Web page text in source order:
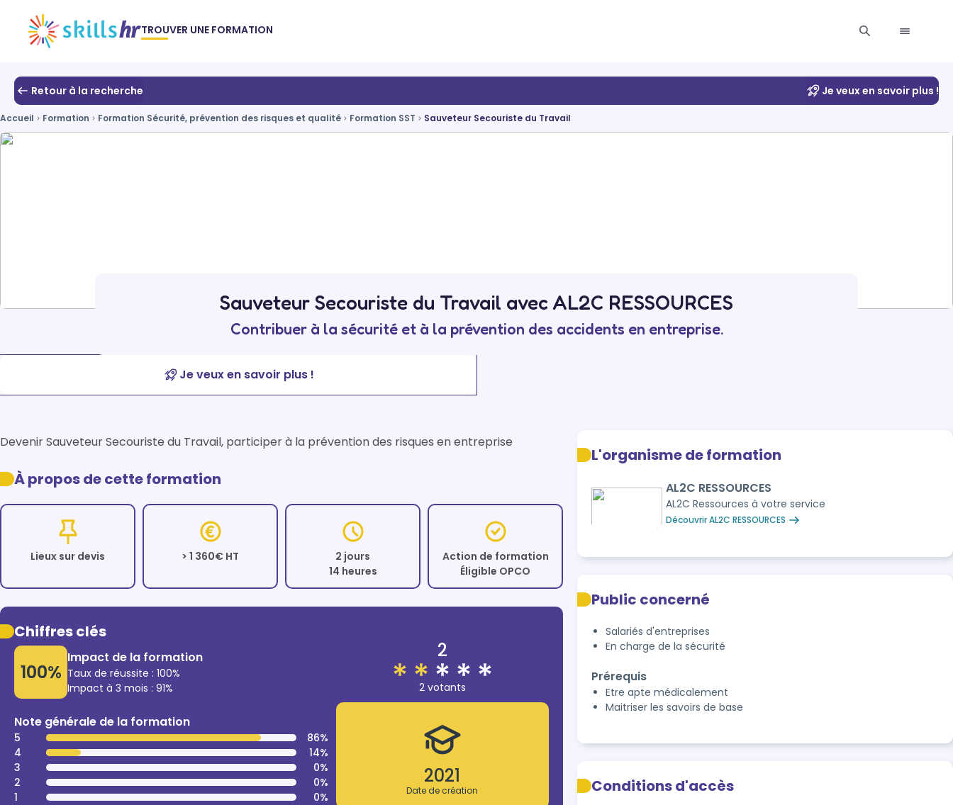
TROUVER UNE FORMATION
Retour à la recherche Je veux en savoir plus !
Accueil Formation Formation Sécurité, prévention des risques et qualité Formation SST Sauveteur Secouriste du Travail
Sauveteur Secouriste du Travail avec AL2C RESSOURCES
Contribuer à la sécurité et à la prévention des accidents en entreprise.
Je veux en savoir plus !
Devenir Sauveteur Secouriste du Travail, participer à la prévention des risques en entreprise
À propos de cette formation
Lieux sur devis > 1 360€ HT
2 jours
14 heures
Action de formation
Éligible OPCO
Chiffres clés
100%
Impact de la formation
Taux de réussite : 100%
Impact à 3 mois : 91%
Note générale de la formation
5
86%
4
14%
3
0%
2
0%
1
0%
2
2 votants
2021
Date de création
L'organisme de formation
AL2C RESSOURCES
AL2C Ressources à votre service
Découvrir AL2C RESSOURCES
Public concerné
Salariés d'entreprises
En charge de la sécurité
Prérequis
Etre apte médicalement
Maitriser les savoirs de base
Conditions d'accès